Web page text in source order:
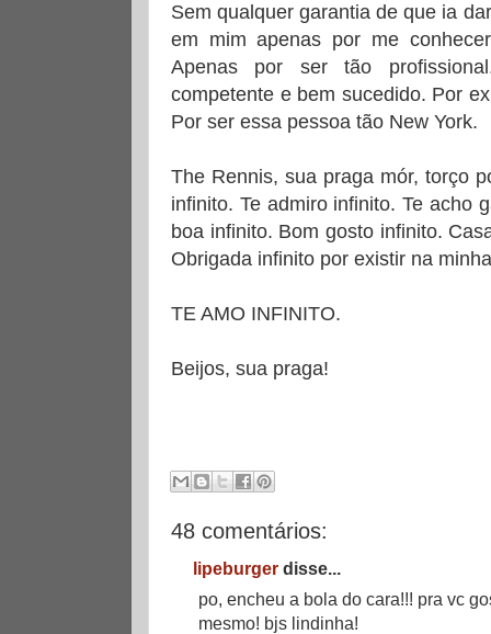
Sem qualquer garantia de que ia
em mim apenas por me
Apenas por ser tão
competente e bem sucedido. Por
Por ser essa pessoa tão New York.
The Rennis, sua praga mór, torço
infinito. Te admiro infinito. Te acho
boa infinito. Bom gosto infinito.
Obrigada infinito por existir na
TE AMO INFINITO.
Beijos, sua praga!
48 comentários:
lipeburger disse...
po, encheu a bola do cara!!! pra vc
mesmo! bjs lindinha!